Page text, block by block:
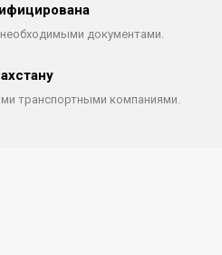
необходимыми документами.
транспортными компаниями.